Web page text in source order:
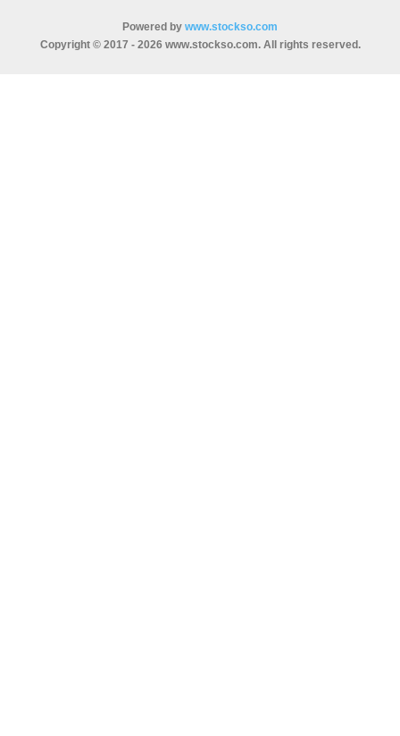
Powered by www.stockso.com
Copyright © 2017 - 2026 www.stockso.com. All rights reserved.